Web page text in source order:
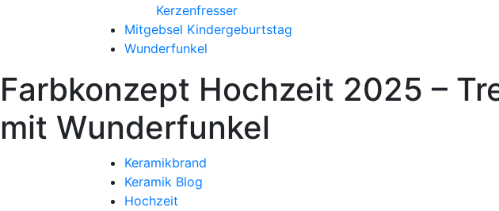
Kerzenfresser
Mitgebsel Kindergeburtstag
Wunderfunkel
Farbkonzept Hochzeit 2025 –
mit Wunderfunkel
Keramikbrand
Keramik Blog
Hochzeit